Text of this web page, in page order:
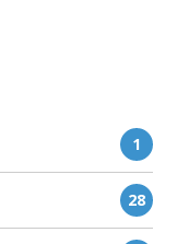
1
28